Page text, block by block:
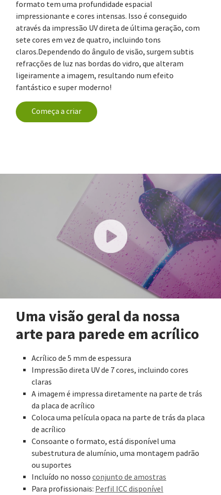
formato tem uma profundidade espacial
impressionante e cores intensas. Isso é conseguido
através da impressão UV direta de última geração, com
sete cores em vez de quatro, incluindo tons
claros.Dependendo do ângulo de visão, surgem subtis
refracções de luz nas bordas do vidro, que alteram
ligeiramente a imagem, resultando num efeito
fantástico e super moderno!
Começa a criar
Uma visão geral da nossa
arte para parede em acrílico
Acrílico de 5 mm de espessura
Impressão direta UV de 7 cores, incluindo cores
claras
A imagem é impressa diretamente na parte de trás
da placa de acrílico
Coloca uma película opaca na parte de trás da placa
de acrílico
Consoante o formato, está disponível uma
subestrutura de alumínio, uma montagem padrão
ou suportes
Incluído no nosso conjunto de amostras
Para profissionais: Perfil ICC disponível